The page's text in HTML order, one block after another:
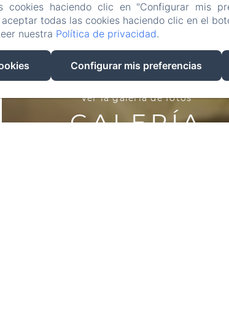
Ver la galería de fotos
GALERÍA
cookies haciendo clic en "Configurar mis
todas las cookies haciendo clic en el
nuestra Política de privacidad.
Configurar mis preferencias